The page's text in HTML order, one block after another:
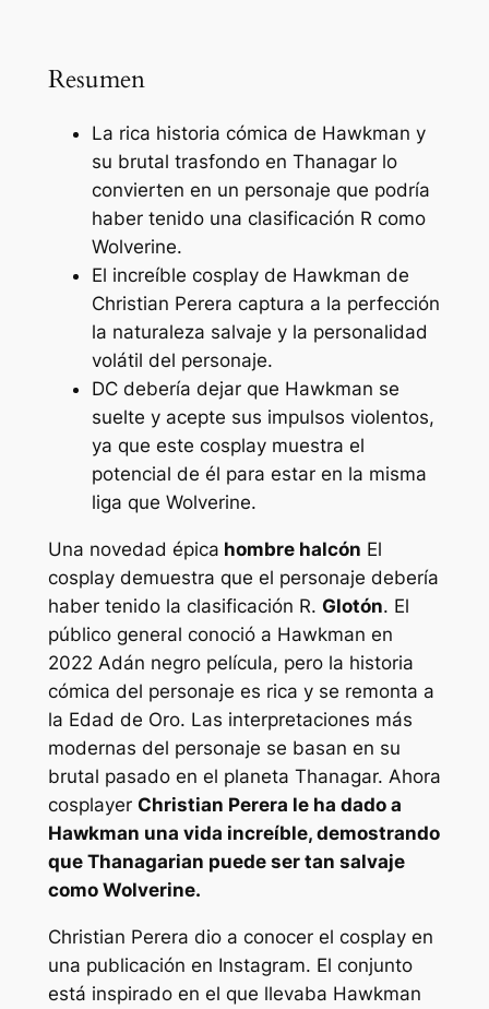
Resumen
La rica historia cómica de Hawkman y
su brutal trasfondo en Thanagar lo
convierten en un personaje que podría
haber tenido una clasificación R como
Wolverine.
El increíble cosplay de Hawkman de
Christian Perera captura a la perfección
la naturaleza salvaje y la personalidad
volátil del personaje.
DC debería dejar que Hawkman se
suelte y acepte sus impulsos violentos,
ya que este cosplay muestra el
potencial de él para estar en la misma
liga que Wolverine.
Una novedad épica hombre halcón El
cosplay demuestra que el personaje debería
haber tenido la clasificación R. Glotón. El
público general conoció a Hawkman en
2022 Adán negropelícula, pero la historia
cómica del personaje es rica y se remonta a
la Edad de Oro. Las interpretaciones más
modernas del personaje se basan en su
brutal pasado en el planeta Thanagar. Ahora
cosplayer Christian Perera le ha dado a
Hawkman una vida increíble, demostrando
que Thanagarian puede ser tan salvaje
como Wolverine.
Christian Perera dio a conocer el cosplay en
una publicación en Instagram. El conjunto
está inspirado en el que llevaba Hawkman